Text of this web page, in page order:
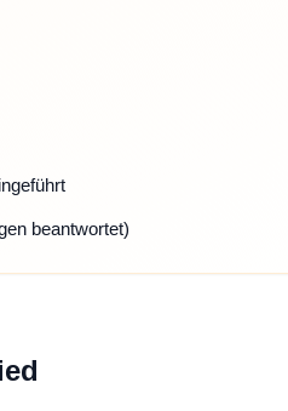
beantwortet)